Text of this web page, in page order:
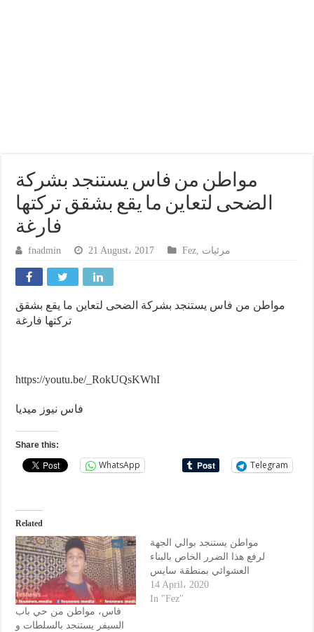
مواطن من فاس يستنجد بشركة
الضحى لتعاين ما يقع بشقق تركتها
فارغة
fnadmin 21 August، 2017 Fez مرئيات
مواطن من فاس يستنجد بشركة الضحى لتعاين ما يقع بشقق
تركتها فارغة
https://youtu.be/_RokUQsKWhI
فاس نيوز ميديا
Share this:
WhatsApp Telegram
Related
فاس، مواطن من حي باب
السيفر يستنجد بالسلطات و
مواطن يستنجد بوالي الجهة
لرفع هذا الضرر الخاص بالبناء
العشوائي بمنطقة سايس
14 April، 2020
In "Fez"